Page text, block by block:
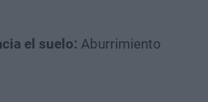
el suelo: Aburrimiento